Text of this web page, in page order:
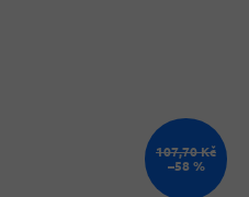
107,70 Kč
–58 %